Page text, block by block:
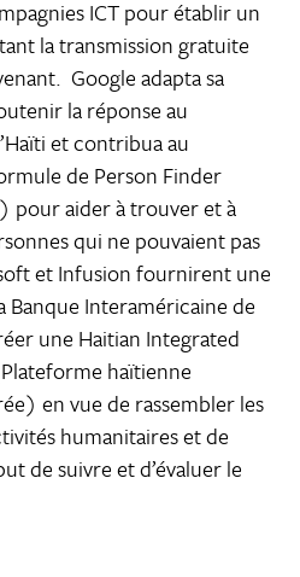
ICT pour établir un
la transmission gratuite
Google adapta sa
la réponse au
et contribua au
de Person Finder
pour aider à trouver et à
qui ne pouvaient pas
et Infusion fournirent une
Banque Interaméricaine de
une Haitian Integrated
haïtienne
en vue de rassembler les
humanitaires et de
de suivre et d’évaluer le